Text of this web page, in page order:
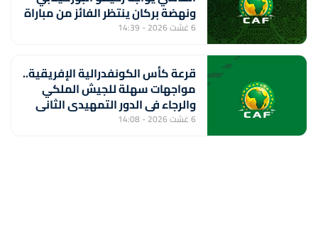
ونهضة بركان ينتظر الفائز من مباراة
ستار سبور السيراليوني وميدينا
6 غشت 2026 - 14:39
قرعة كأس الكونفدرالية الإفريقية..
مواجهات سهلة للجيش الملكي
والرجاء في الدور التمهيدي الثاني
6 غشت 2026 - 14:08